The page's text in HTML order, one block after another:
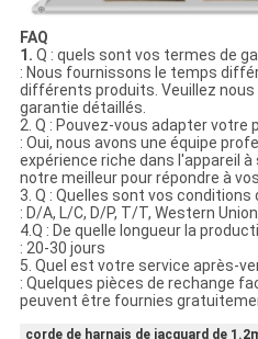
FAQ
1. Q : quels sont vos termes de
: Nous fournissons le temps
différents produits. Veuillez
garantie détaillés.
2. Q : Pouvez-vous adapter votre
: Oui, nous avons une équipe
expérience riche dans l'appareil
notre meilleur pour répondre à
3. Q : Quelles sont vos conditions
: D/A, L/C, D/P, T/T, Western Union
4.Q : De quelle longueur la
: 20-30 jours
5. Quel est votre service après-
: Quelques pièces de rechange
peuvent être fournies
corde de harnais de jacquard de